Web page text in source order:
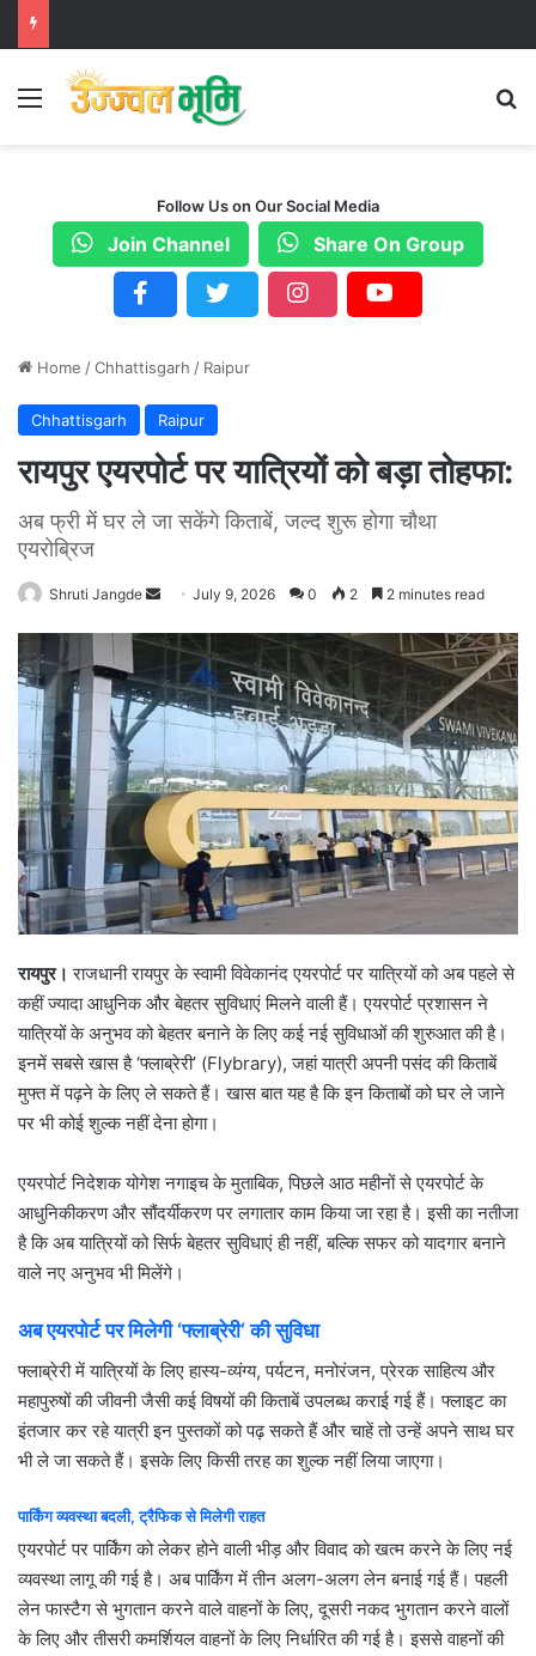
Menu
Follow Us on Our Social Media
Join Channel Share On Group
Home /Chhattisgarh / Raipur
Chhattisgarh Raipur
रायपुर एयरपोर्ट पर यात्रियों को बड़ा तोहफा:
अब फ्री में घर ले जा सकेंगे किताबें, जल्द शुरू होगा चौथा
एयरोब्रिज
Shruti Jangde
n
d
a
e
m
a
l
July 9, 2026 0 2 2 minutes read
रायपुर। राजधानी रायपुर के स्वामी विवेकानंद एयरपोर्ट पर यात्रियों को अब पहले से
कहीं ज्यादा आधुनिक और बेहतर सुविधाएं मिलने वाली हैं। एयरपोर्ट प्रशासन ने
यात्रियों के अनुभव को बेहतर बनाने के लिए कई नई सुविधाओं की शुरुआत की है।
इनमें सबसे खास है ‘फ्लाब्रेरी’ (Flybrary), जहां यात्री अपनी पसंद की किताबें
मुफ्त में पढ़ने के लिए ले सकते हैं। खास बात यह है कि इन किताबों को घर ले जाने
पर भी कोई शुल्क नहीं देना होगा।
एयरपोर्ट निदेशक योगेश नगाइच के मुताबिक, पिछले आठ महीनों से एयरपोर्ट के
आधुनिकीकरण और सौंदर्यीकरण पर लगातार काम किया जा रहा है। इसी का नतीजा
है कि अब यात्रियों को सिर्फ बेहतर सुविधाएं ही नहीं, बल्कि सफर को यादगार बनाने
वाले नए अनुभव भी मिलेंगे।
अब एयरपोर्ट पर मिलेगी‘फ्लाब्रेरी‘की सुविधा
फ्लाब्रेरी में यात्रियों के लिए हास्य-व्यंग्य, पर्यटन, मनोरंजन, प्रेरक साहित्य और
महापुरुषों की जीवनी जैसी कई विषयों की किताबें उपलब्ध कराई गई हैं। फ्लाइट का
इंतजार कर रहे यात्री इन पुस्तकों को पढ़ सकते हैं और चाहें तो उन्हें अपने साथ घर
भी ले जा सकते हैं। इसके लिए किसी तरह का शुल्क नहीं लिया जाएगा।
पार्किंगव्यवस्थाबदली,ट्रैफिकसेमिलेगीराहत
एयरपोर्ट पर पार्किंग को लेकर होने वाली भीड़ और विवाद को खत्म करने के लिए नई
व्यवस्था लागू की गई है। अब पार्किंग में तीन अलग-अलग लेन बनाई गई हैं। पहली
लेन फास्टैग से भुगतान करने वाले वाहनों के लिए, दूसरी नकद भुगतान करने वालों
के लिए और तीसरी कमर्शियल वाहनों के लिए निर्धारित की गई है। इससे वाहनों की